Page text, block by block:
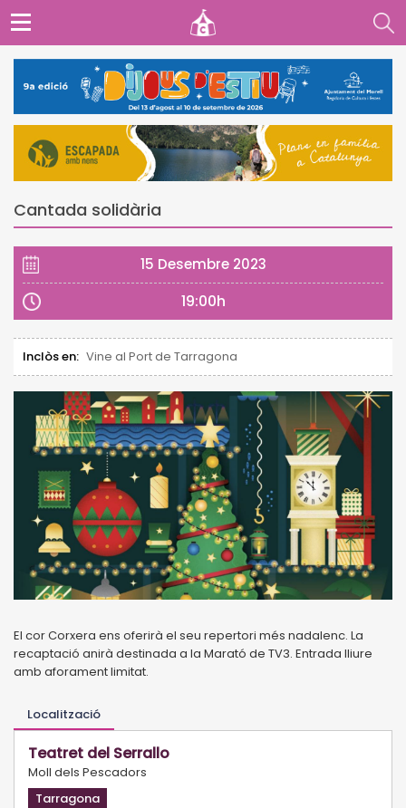
Cantada solidària
15 Desembre 2023
19:00h
Inclòs en: Vine al Port de Tarragona
El cor Corxera ens oferirà el seu repertori més nadalenc. La
recaptació anirà destinada a la Marató de TV3. Entrada lliure
amb aforament limitat.
Localització
Teatret del Serrallo
Moll dels Pescadors
Tarragona